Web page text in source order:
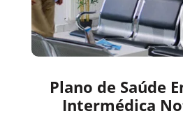
Plano de Saúde
Intermédica